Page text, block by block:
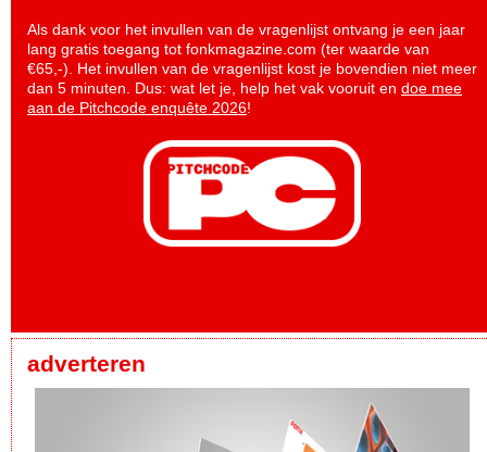
Als dank voor het invullen van de vragenlijst ontvang je een jaar
lang gratis toegang tot fonkmagazine.com (ter waarde van
€65,-). Het invullen van de vragenlijst kost je bovendien niet meer
dan 5 minuten. Dus: wat let je, help het vak vooruit en doe mee
aan de Pitchcode enquête 2026!
adverteren